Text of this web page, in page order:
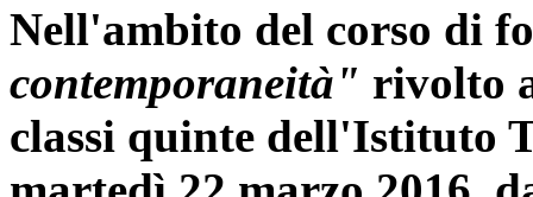
Nell'ambito del corso di
contemporaneità" rivolto
classi quinte dell'Istituto